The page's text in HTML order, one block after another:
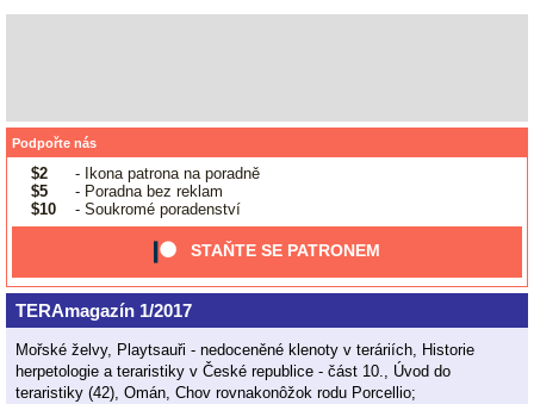
Podpořte nás
$2
- Ikona patrona na poradně
$5
- Poradna bez reklam
$10
- Soukromé poradenství
STAŇTE SE PATRONEM
TERAmagazín 1/2017
Mořské želvy, Playtsauři - nedoceněné klenoty v teráriích, Historie
herpetologie a teraristiky v České republice - část 10., Úvod do
teraristiky (42), Omán, Chov rovnakonôžok rodu Porcellio;